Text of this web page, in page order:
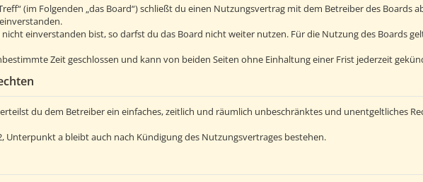
(im Folgenden „das Board“) schließt du einen Nutzungsvertrag mit dem Betreiber des Boards
einverstanden bist, so darfst du das Board nicht weiter nutzen. Für die Nutzung des Boards
Zeit geschlossen und kann von beiden Seiten ohne Einhaltung einer Frist jederzeit
du dem Betreiber ein einfaches, zeitlich und räumlich unbeschränktes und unentgeltliches
Unterpunkt a bleibt auch nach Kündigung des Nutzungsvertrages bestehen.